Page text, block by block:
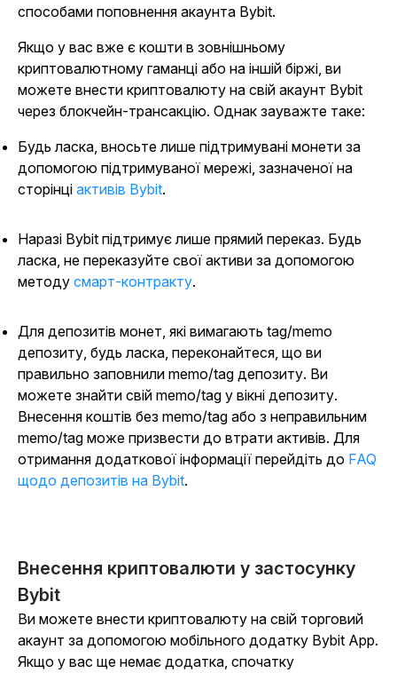
способами поповнення акаунта Bybit.
Якщо у вас вже є кошти в зовнішньому
криптовалютному гаманці або на іншій біржі, ви
можете внести криптовалюту на свій акаунт Bybit
через блокчейн-трансакцію. Однак зауважте таке:
Будь ласка, вносьте лише підтримувані монети за
допомогою підтримуваної мережі, зазначеної на
сторінці активів Bybit.
Наразі Bybit підтримує лише прямий переказ. Будь
ласка, не переказуйте свої активи за допомогою
методу смарт-контракту.
Для депозитів монет, які вимагають tag/memo
депозиту, будь ласка, переконайтеся, що ви
правильно заповнили memo/tag депозиту. Ви
можете знайти свій memo/tag у вікні депозиту.
Внесення коштів без memo/tag або з неправильним
memo/tag може призвести до втрати активів. Для
отримання додаткової інформації перейдіть до FAQ
щодо депозитів на Bybit.
Внесення криптовалюти у застосунку
Bybit
Ви можете внести криптовалюту на свій торговий
акаунт за допомогою мобільного додатку Bybit App.
Якщо у вас ще немає додатка, спочатку